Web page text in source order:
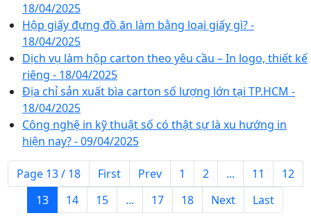
18/04/2025
Hộp giấy đựng đồ ăn làm bằng loại giấy gì? -
18/04/2025
Dịch vụ làm hộp carton theo yêu cầu – In logo, thiết kế
riêng - 18/04/2025
Địa chỉ sản xuất bìa carton số lượng lớn tại TP.HCM -
18/04/2025
Công nghệ in kỹ thuật số có thật sự là xu hướng in
hiện nay? - 09/04/2025
Page 13 / 18 First Prev 1 2 ... 11
12
13
14 15 ... 17 18 Next Last